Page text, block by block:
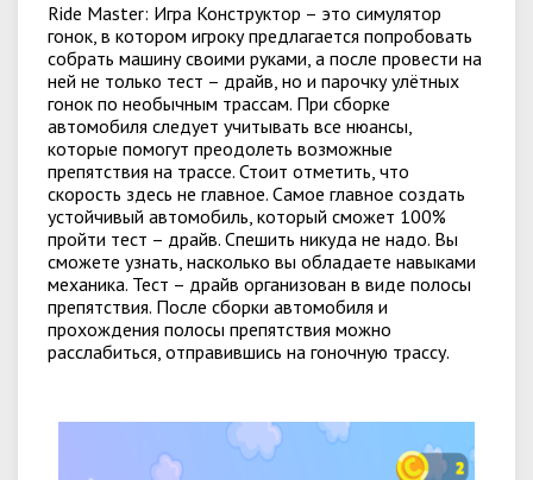
Ride Master: Игра Конструктор – это симулятор
гонок, в котором игроку предлагается попробовать
собрать машину своими руками, а после провести на
ней не только тест – драйв, но и парочку улётных
гонок по необычным трассам. При сборке
автомобиля следует учитывать все нюансы,
которые помогут преодолеть возможные
препятствия на трассе. Стоит отметить, что
скорость здесь не главное. Самое главное создать
устойчивый автомобиль, который сможет 100%
пройти тест – драйв. Спешить никуда не надо. Вы
сможете узнать, насколько вы обладаете навыками
механика. Тест – драйв организован в виде полосы
препятствия. После сборки автомобиля и
прохождения полосы препятствия можно
расслабиться, отправившись на гоночную трассу.